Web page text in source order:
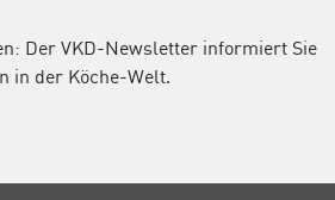
Der VKD-Newsletter informiert Sie
in der Köche-Welt.